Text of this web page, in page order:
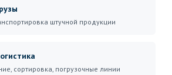
штучной продукции
сортировка, погрузочные линии